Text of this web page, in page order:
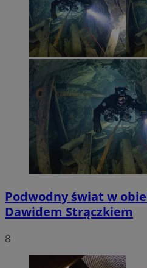
Podwodny świat w
Dawidem Strączkiem
8